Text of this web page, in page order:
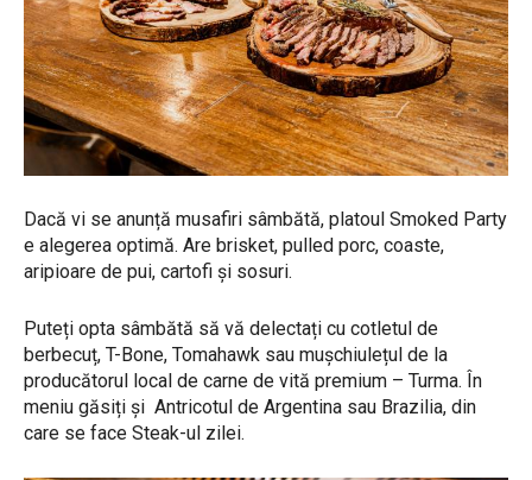
Dacă vi se anunță musafiri sâmbătă, platoul Smoked Party
e alegerea optimă. Are brisket, pulled porc, coaste,
aripioare de pui, cartofi și sosuri.
Puteți opta sâmbătă să vă delectați cu cotletul de
berbecuț, T-Bone, Tomahawk sau mușchiulețul de la
producătorul local de carne de vită premium – Turma. În
meniu găsiți și Antricotul de Argentina sau Brazilia, din
care se face Steak-ul zilei.